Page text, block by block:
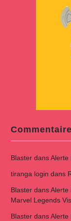
BlasterdansAlerte
tiranga login dans
BlasterdansAlerte
Marvel Legends
BlasterdansAlerte